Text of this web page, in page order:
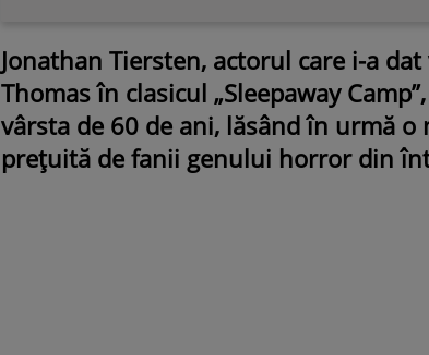
Jonathan Tiersten, actorul care i-a
Thomas în clasicul „Sleepaway
vârsta de 60 de ani, lăsând în urmă
prețuită de fanii genului horror din